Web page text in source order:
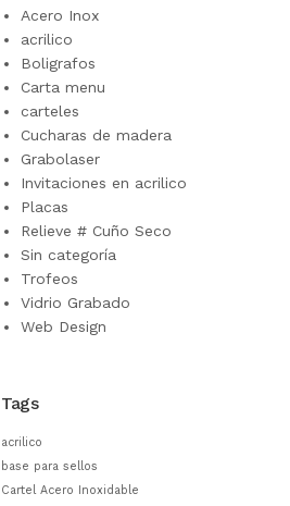
Acero Inox
acrilico
Boligrafos
Carta menu
carteles
Cucharas de madera
Grabolaser
Invitaciones en acrilico
Placas
Relieve # Cuño Seco
Sin categoría
Trofeos
Vidrio Grabado
Web Design
Tags
acrilico
base para sellos
Cartel Acero Inoxidable